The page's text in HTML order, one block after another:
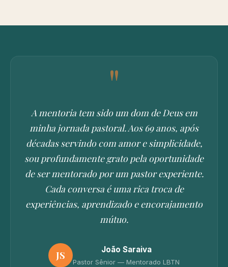
"
A mentoria tem sido um dom de Deus em
minha jornada pastoral. Aos 69 anos, após
décadas servindo com amor e simplicidade,
sou profundamente grato pela oportunidade
de ser mentorado por um pastor experiente.
Cada conversa é uma rica troca de
experiências, aprendizado e encorajamento
mútuo.
JS João Saraiva
Pastor Sênior — Mentorado LBTN